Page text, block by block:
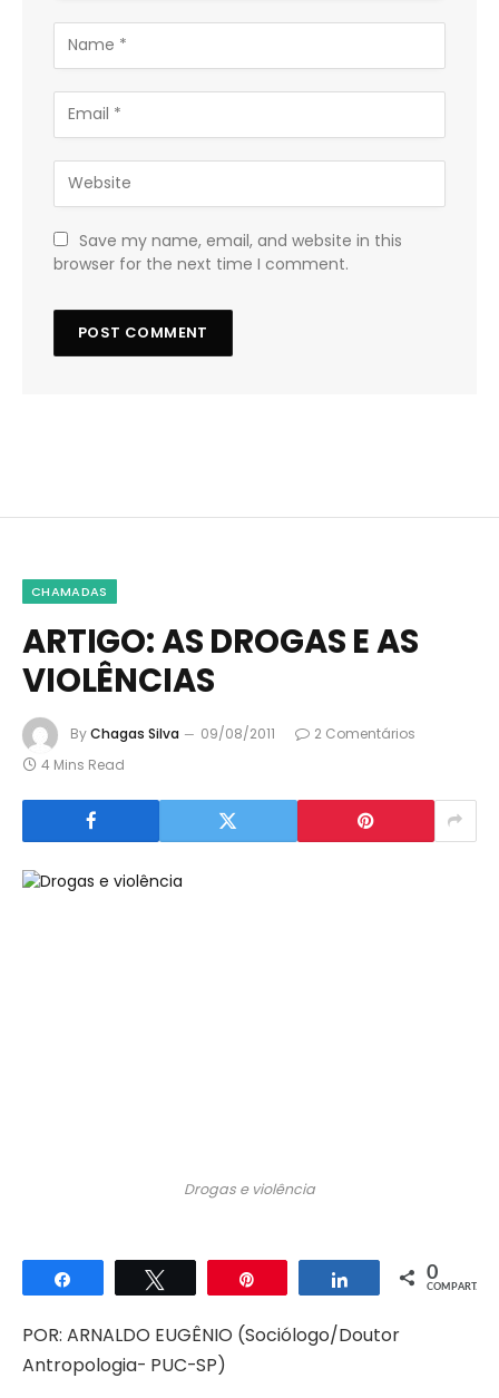
Save my name, email, and website in this
browser for the next time I comment.
CHAMADAS
ARTIGO: AS DROGAS E AS
VIOLÊNCIAS
ByChagas Silva 09/08/2011
2 Comentários
4 Mins Read
Drogas e violência
Compartilhar Compartilhar
0
COMPART.
POR: ARNALDO EUGÊNIO (Sociólogo/Doutor
Antropologia- PUC-SP)